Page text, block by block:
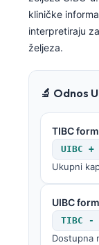
kliničke
interpretiraju
željeza.
🔬 Odnos
TIBC
UIBC
Ukupni
UIBC
TIBC -
Dostupna